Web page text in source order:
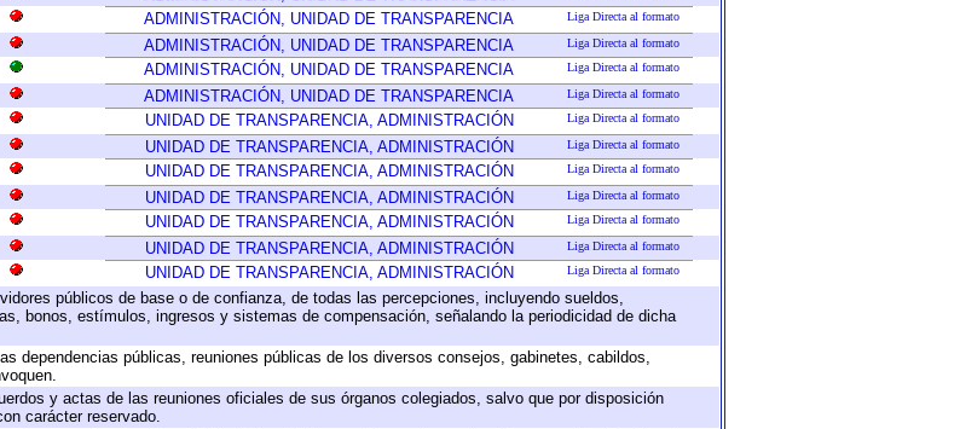
ADMINISTRACIÓN, UNIDAD DE TRANSPARENCIA Liga Directa al formato
ADMINISTRACIÓN, UNIDAD DE TRANSPARENCIA Liga Directa al formato
ADMINISTRACIÓN, UNIDAD DE TRANSPARENCIA Liga Directa al formato
ADMINISTRACIÓN, UNIDAD DE TRANSPARENCIA Liga Directa al formato
UNIDAD DE TRANSPARENCIA, ADMINISTRACIÓN Liga Directa al formato
UNIDAD DE TRANSPARENCIA, ADMINISTRACIÓN Liga Directa al formato
UNIDAD DE TRANSPARENCIA, ADMINISTRACIÓN Liga Directa al formato
UNIDAD DE TRANSPARENCIA, ADMINISTRACIÓN Liga Directa al formato
UNIDAD DE TRANSPARENCIA, ADMINISTRACIÓN Liga Directa al formato
UNIDAD DE TRANSPARENCIA, ADMINISTRACIÓN Liga Directa al formato
UNIDAD DE TRANSPARENCIA, ADMINISTRACIÓN Liga Directa al formato
públicos de base o de confianza, de todas las percepciones, incluyendo sueldos,
bonos, estímulos, ingresos y sistemas de compensación, señalando la periodicidad de dicha
dependencias públicas, reuniones públicas de los diversos consejos, gabinetes, cabildos,
y actas de las reuniones oficiales de sus órganos colegiados, salvo que por disposición
carácter reservado.